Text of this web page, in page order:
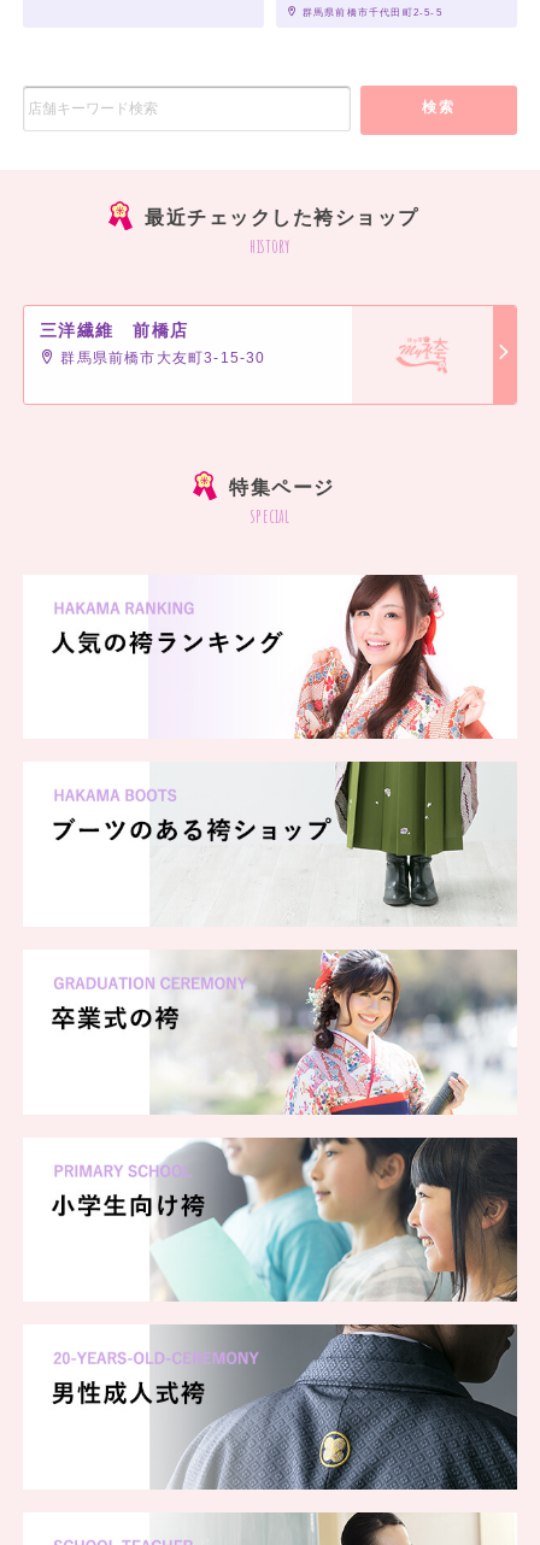
群馬県前橋市千代田町2-5-5
検索
最近チェックした袴ショップ
history
三洋繊維 前橋店
群馬県前橋市大友町3-15-30
特集ページ
special